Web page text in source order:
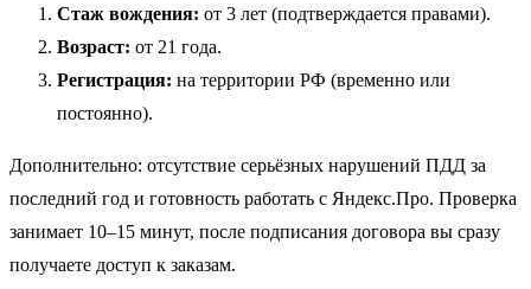
Стаж вождения: от 3 лет (подтверждается правами).
Возраст: от 21 года.
Регистрация: на территории РФ (временно или
постоянно).
Дополнительно: отсутствие серьёзных нарушений ПДД за
последний год и готовность работать с Яндекс.Про. Проверка
занимает 10–15 минут, после подписания договора вы сразу
получаете доступ к заказам.